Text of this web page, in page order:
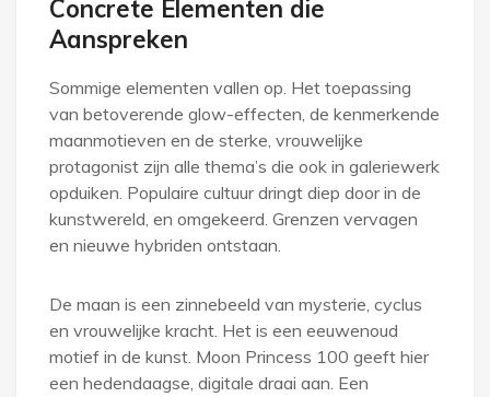
Concrete Elementen die
Aanspreken
Sommige elementen vallen op. Het toepassing
van betoverende glow-effecten, de kenmerkende
maanmotieven en de sterke, vrouwelijke
protagonist zijn alle thema’s die ook in galeriewerk
opduiken. Populaire cultuur dringt diep door in de
kunstwereld, en omgekeerd. Grenzen vervagen
en nieuwe hybriden ontstaan.
De maan is een zinnebeeld van mysterie, cyclus
en vrouwelijke kracht. Het is een eeuwenoud
motief in de kunst. Moon Princess 100 geeft hier
een hedendaagse, digitale draai aan. Een